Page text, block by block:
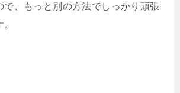
で、もっと別の方法でしっかり頑張